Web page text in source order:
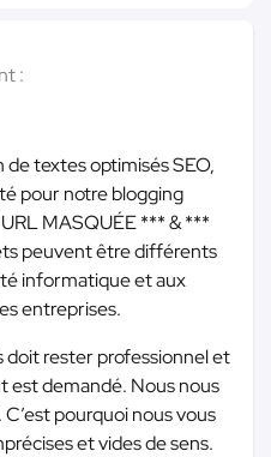
:
textes optimisés SEO,
pour notre blogging
MASQUÉE ***&***
peuvent être différents
informatique et aux
entreprises.
rester professionnel et
est demandé. Nous nous
pourquoi nous vous
et vides de sens.